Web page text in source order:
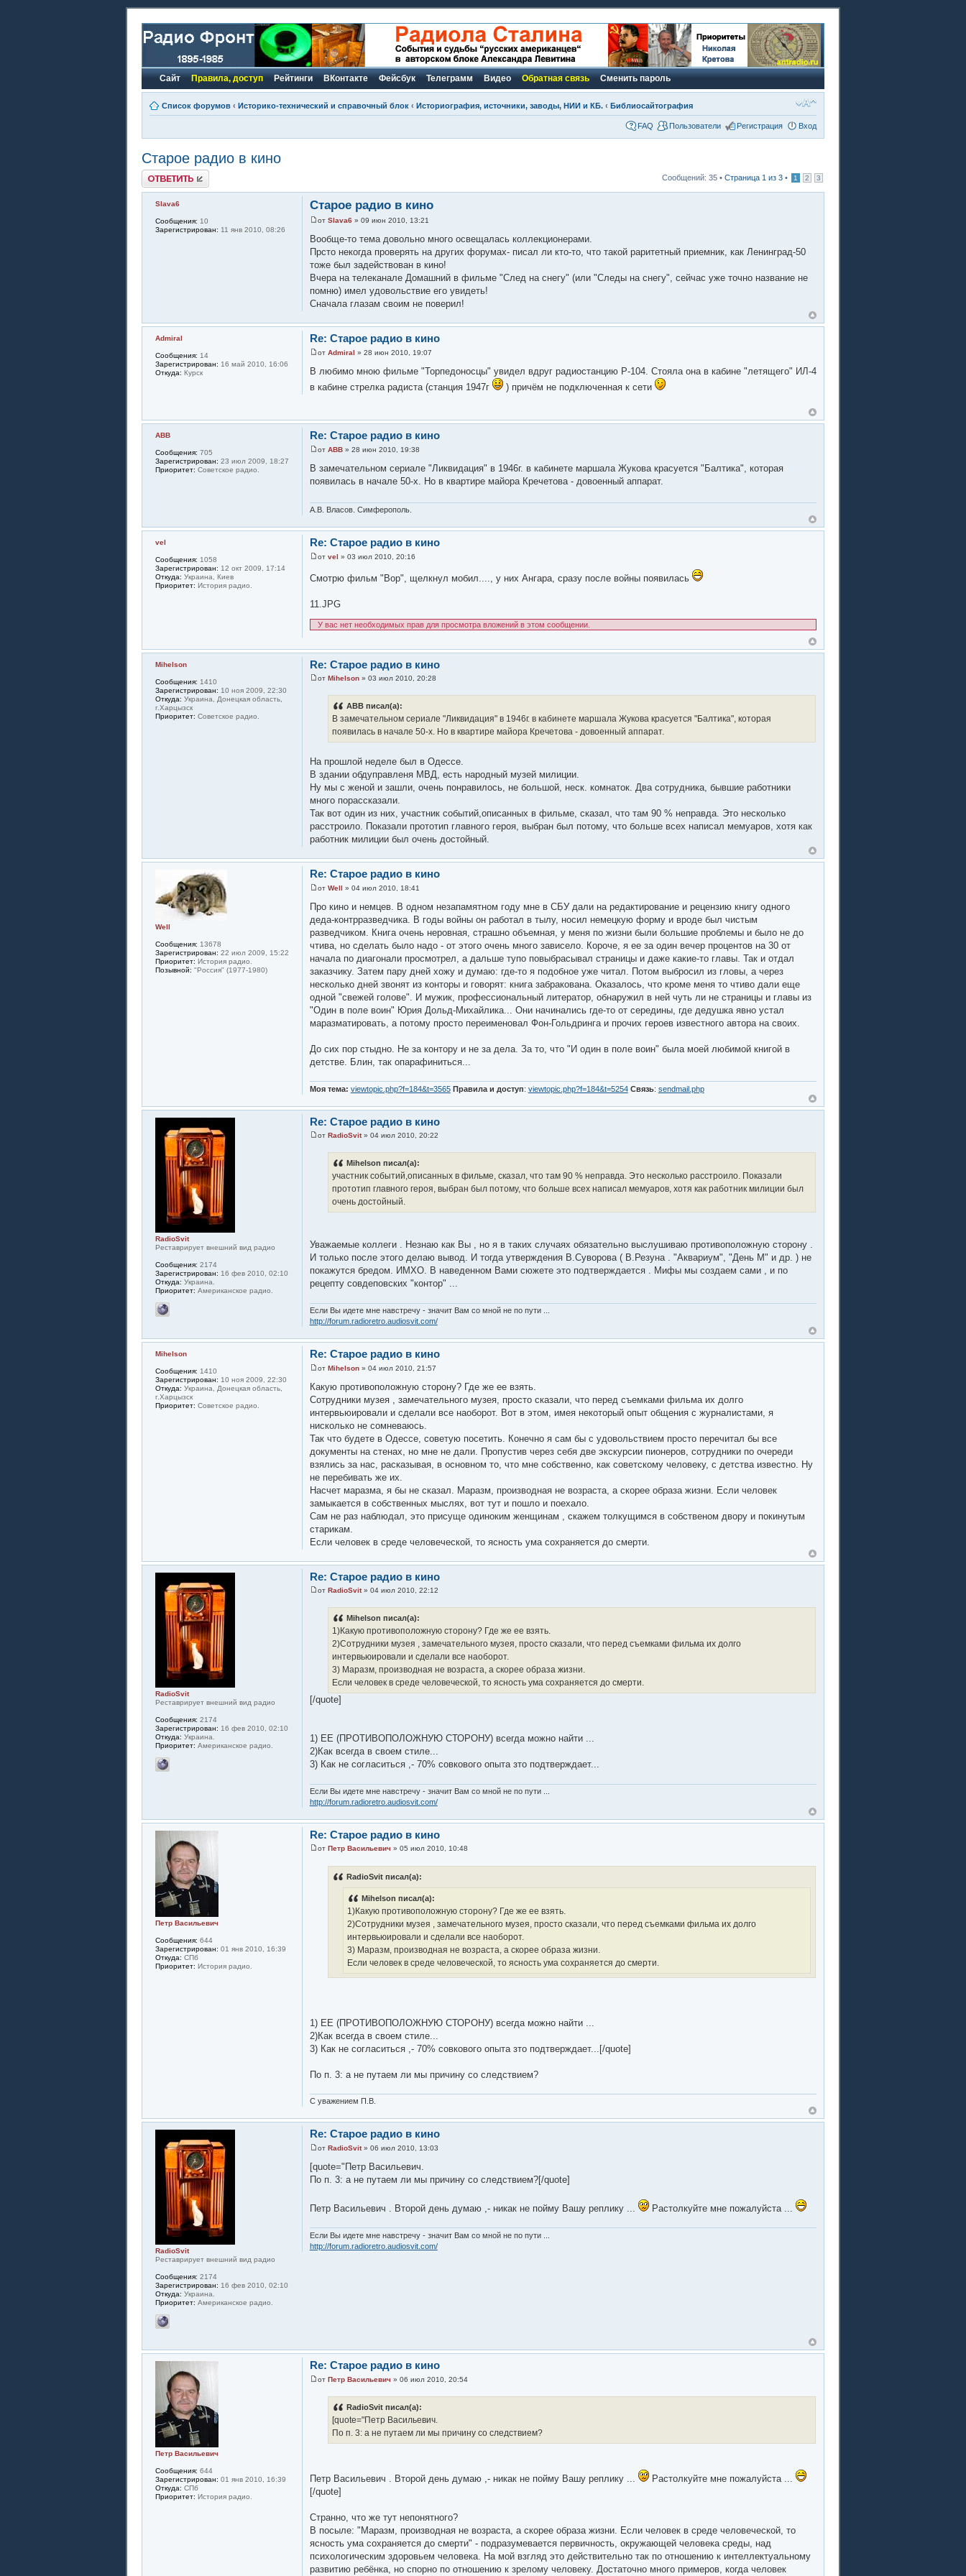
Сайт Правила, доступ Рейтинги ВКонтакте Фейсбук Телеграмм Видео Обратная связь Сменить пароль
Список форумов ‹ Историко-технический и справочный блок ‹ Историография, источники, заводы, НИИ и КБ. ‹ Библиосайтография
FAQ Пользователи Регистрация Вход
Старое радио в кино
Ответить Сообщений: 35 • Страница 1 из 3 • 1 2 3
Старое радио в кино
от Slava6» 09 июн 2010, 13:21
Вообще-то тема довольно много освещалась коллекционерами.
Прсто некогда проверять на других форумах- писал ли кто-то, что такой раритетный приемник, как Ленинград-50
тоже был задействован в кино!
Вчера на телеканале Домашний в фильме "След на снегу" (или "Следы на снегу", сейчас уже точно название не
помню) имел удовольствие его увидеть!
Сначала глазам своим не поверил!
Slava6
Сообщения: 10
Зарегистрирован: 11 янв 2010, 08:26
Re: Старое радио в кино
от Admiral » 28 июн 2010, 19:07
В любимо мною фильме "Торпедоносцы" увидел вдруг радиостанцию Р-104. Стояла она в кабине "летящего" ИЛ-4
в кабине стрелка радиста (станция 1947г
) причём не подключенная к сети
Admiral
Сообщения: 14
Зарегистрирован: 16 май 2010, 16:06
Откуда: Курск
Re: Старое радио в кино
от АВВ» 28 июн 2010, 19:38
В замечательном сериале "Ликвидация" в 1946г. в кабинете маршала Жукова красуется "Балтика", которая
появилась в начале 50-х. Но в квартире майора Кречетова - довоенный аппарат.
А.В. Власов. Симферополь.
АВВ
Сообщения: 705
Зарегистрирован: 23 июл 2009, 18:27
Приоритет: Советское радио.
Re: Старое радио в кино
от vel » 03 июл 2010, 20:16
Смотрю фильм "Вор", щелкнул мобил...., у них Ангара, сразу после войны появилась
11.JPG
У вас нет необходимых прав для просмотра вложений в этом сообщении.
vel
Сообщения: 1058
Зарегистрирован: 12 окт 2009, 17:14
Откуда: Украина, Киев
Приоритет: История радио.
Re: Старое радио в кино
от Mihelson» 03 июл 2010, 20:28
АВВ писал(а):
В замечательном сериале "Ликвидация" в 1946г. в кабинете маршала Жукова красуется "Балтика", которая
появилась в начале 50-х. Но в квартире майора Кречетова - довоенный аппарат.
На прошлой неделе был в Одессе.
В здании обдуправленя МВД, есть народный музей милиции.
Ну мы с женой и зашли, очень понравилось, не большой, неск. комнаток. Два сотрудника, бывшие работники
много порассказали.
Так вот один из них, участник событий,описанных в фильме, сказал, что там 90 % неправда. Это несколько
расстроило. Показали прототип главного героя, выбран был потому, что больше всех написал мемуаров, хотя как
работник милиции был очень достойный.
Mihelson
Сообщения: 1410
Зарегистрирован: 10 ноя 2009, 22:30
Откуда: Украина, Донецкая область,
г.Харцызск
Приоритет: Советское радио.
Re: Старое радио в кино
от Well » 04 июл 2010, 18:41
Про кино и немцев. В одном незапамятном году мне в СБУ дали на редактирование и рецензию книгу одного
деда-контрразведчика. В годы войны он работал в тылу, носил немецкую форму и вроде был чистым
разведчиком. Книга очень неровная, страшно объемная, у меня по жизни были большие проблемы и было не до
чтива, но сделать было надо - от этого очень много зависело. Короче, я ее за один вечер процентов на 30 от
начала по диагонали просмотрел, а дальше тупо повыбрасывал страницы и даже какие-то главы. Так и отдал
заказчику. Затем пару дней хожу и думаю: где-то я подобное уже читал. Потом выбросил из гловы, а через
несколько дней звонят из конторы и говорят: книга забракована. Оказалось, что кроме меня то чтиво дали еще
одной "свежей голове". И мужик, профессиональный литератор, обнаружил в ней чуть ли не страницы и главы из
"Один в поле воин" Юрия Дольд-Михайлика... Они начинались где-то от середины, где дедушка явно устал
маразматировать, а потому просто переименовал Фон-Гольдринга и прочих героев известного автора на своих.
До сих пор стыдно. Не за контору и не за дела. За то, что "И один в поле воин" была моей любимой книгой в
детстве. Блин, так опарафиниться...
Моя тема: viewtopic.php?f=184&t=3565 Правила и доступ: viewtopic.php?f=184&t=5254 Связь: sendmail.php
Well
Сообщения: 13678
Зарегистрирован: 22 июл 2009, 15:22
Приоритет: История радио.
Позывной: "Россия" (1977-1980)
Re: Старое радио в кино
от RadioSvit» 04 июл 2010, 20:22
Mihelson писал(а):
участник событий,описанных в фильме, сказал, что там 90 % неправда. Это несколько расстроило. Показали
прототип главного героя, выбран был потому, что больше всех написал мемуаров, хотя как работник милиции был
очень достойный.
Уважаемые коллеги . Незнаю как Вы , но я в таких случаях обязательно выслушиваю противоположную сторону .
И только после этого делаю вывод. И тогда утверждения В.Суворова ( В.Резуна . "Аквариум", "День М" и др. ) не
покажутся бредом. ИМХО. В наведенном Вами сюжете это подтверждается . Мифы мы создаем сами , и по
рецепту совдеповских "контор" ...
Если Вы идете мне навстречу - значит Вам со мной не по пути ...
http://forum.radioretro.audiosvit.com/
RadioSvit
Реставрирует внешний вид радио
Сообщения: 2174
Зарегистрирован: 16 фев 2010, 02:10
Откуда: Украина.
Приоритет: Американское радио.
Re: Старое радио в кино
от Mihelson» 04 июл 2010, 21:57
Какую противоположную сторону? Где же ее взять.
Сотрудники музея , замечательного музея, просто сказали, что перед съемками фильма их долго
интервьюировали и сделали все наоборот. Вот в этом, имея некоторый опыт общения с журналистами, я
нисколько не сомневаюсь.
Так что будете в Одессе, советую посетить. Конечно я сам бы с удовольствием просто перечитал бы все
документы на стенах, но мне не дали. Пропустив через себя две экскурсии пионеров, сотрудники по очереди
взялись за нас, расказывая, в основном то, что мне собственно, как советскому человеку, с детства известно. Ну
не перебивать же их.
Насчет маразма, я бы не сказал. Маразм, производная не возраста, а скорее образа жизни. Если человек
замыкается в собственных мыслях, вот тут и пошло и поехало.
Сам не раз наблюдал, это присуще одиноким женщинам , скажем толкущимся в собственом двору и покинутым
старикам.
Если человек в среде человеческой, то ясность ума сохраняется до смерти.
Mihelson
Сообщения: 1410
Зарегистрирован: 10 ноя 2009, 22:30
Откуда: Украина, Донецкая область,
г.Харцызск
Приоритет: Советское радио.
Re: Старое радио в кино
от RadioSvit» 04 июл 2010, 22:12
Mihelson писал(а):
1)Какую противоположную сторону? Где же ее взять.
2)Сотрудники музея , замечательного музея, просто сказали, что перед съемками фильма их долго
интервьюировали и сделали все наоборот.
3) Маразм, производная не возраста, а скорее образа жизни.
Если человек в среде человеческой, то ясность ума сохраняется до смерти.
[/quote]
1) ЕЕ (ПРОТИВОПОЛОЖНУЮ СТОРОНУ) всегда можно найти ...
2)Как всегда в своем стиле...
3) Как не согласиться ,- 70% совкового опыта зто подтверждает...
Если Вы идете мне навстречу - значит Вам со мной не по пути ...
http://forum.radioretro.audiosvit.com/
RadioSvit
Реставрирует внешний вид радио
Сообщения: 2174
Зарегистрирован: 16 фев 2010, 02:10
Откуда: Украина.
Приоритет: Американское радио.
Re: Старое радио в кино
от Петр Васильевич » 05 июл 2010, 10:48
RadioSvit писал(а):
Mihelson писал(а):
1)Какую противоположную сторону? Где же ее взять.
2)Сотрудники музея , замечательного музея, просто сказали, что перед съемками фильма их долго
интервьюировали и сделали все наоборот.
3) Маразм, производная не возраста, а скорее образа жизни.
Если человек в среде человеческой, то ясность ума сохраняется до смерти.
1) ЕЕ (ПРОТИВОПОЛОЖНУЮ СТОРОНУ) всегда можно найти ...
2)Как всегда в своем стиле...
3) Как не согласиться ,- 70% совкового опыта зто подтверждает...[/quote]
По п. 3: а не путаем ли мы причину со следствием?
С уважением П.В.
Петр Васильевич
Сообщения: 644
Зарегистрирован: 01 янв 2010, 16:39
Откуда: СПб
Приоритет: История радио.
Re: Старое радио в кино
от RadioSvit» 06 июл 2010, 13:03
[quote="Петр Васильевич.
По п. 3: а не путаем ли мы причину со следствием?[/quote]
Петр Васильевич . Второй день думаю ,- никак не пойму Вашу реплику ... Растолкуйте мне пожалуйста ...
Если Вы идете мне навстречу - значит Вам со мной не по пути ...
http://forum.radioretro.audiosvit.com/
RadioSvit
Реставрирует внешний вид радио
Сообщения: 2174
Зарегистрирован: 16 фев 2010, 02:10
Откуда: Украина.
Приоритет: Американское радио.
Re: Старое радио в кино
от Петр Васильевич » 06 июл 2010, 20:54
RadioSvit писал(а):
[quote="Петр Васильевич.
По п. 3: а не путаем ли мы причину со следствием?
Петр Васильевич . Второй день думаю ,- никак не пойму Вашу реплику ...
Растолкуйте мне пожалуйста ...
[/quote]
Странно, что же тут непонятного?
В посыле: "Маразм, производная не возраста, а скорее образа жизни. Если человек в среде человеческой, то
ясность ума сохраняется до смерти" - подразумевается первичность, окружающей человека среды, над
психологическим здоровьем человека. На мой взгляд это действительно так по отношению к интеллектуальному
развитию ребёнка, но спорно по отношению к зрелому человеку. Достаточно много примеров, когда человек
Петр Васильевич
Сообщения: 644
Зарегистрирован: 01 янв 2010, 16:39
Откуда: СПб
Приоритет: История радио.